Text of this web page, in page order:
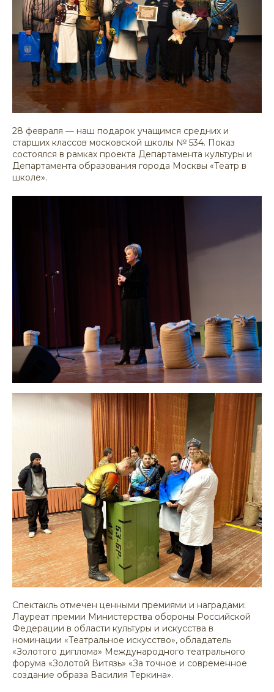
28 февраля — наш подарок учащимся средних и
старших классов московской школы № 534. Показ
состоялся в рамках проекта Департамента культуры и
Департамента образования города Москвы «Театр в
школе».
Спектакль отмечен ценными премиями и наградами:
Лауреат премии Министерства обороны Российской
Федерации в области культуры и искусства в
номинации «Театральное искусство», обладатель
«Золотого диплома» Международного театрального
форума «Золотой Витязь» «За точное и современное
создание образа Василия Теркина».